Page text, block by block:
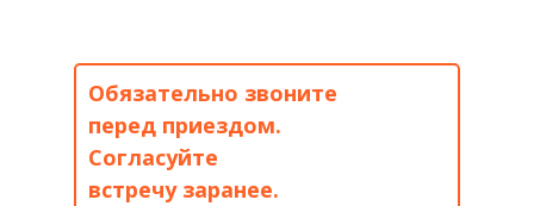
Обязательно звоните
перед приездом.
Согласуйте
встречу заранее.